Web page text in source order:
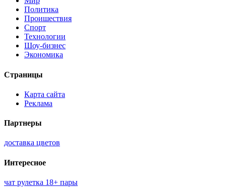
Политика
Проишествия
Спорт
Технологии
Шоу-бизнес
Экономика
Страницы
Карта сайта
Реклама
Партнеры
доставка цветов
Интересное
чат рулетка 18+ пары